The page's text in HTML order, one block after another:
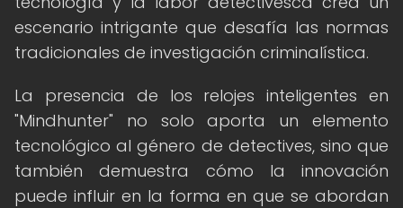
escenario intrigante que desafía las normas
tradicionales de investigación criminalística.
La presencia de los relojes inteligentes en
"Mindhunter" no solo aporta un elemento
tecnológico al género de detectives, sino que
también demuestra cómo la innovación
puede influir en la forma en que se abordan